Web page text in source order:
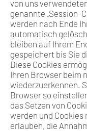
von uns
genannte „Session-
werden nach Ende
automatisch
bleiben auf Ihrem
gespeichert bis Sie
Diese Cookies
Ihren Browser beim
wiederzuerkennen.
Browser so
das Setzen von
werden und Cookies
erlauben, die